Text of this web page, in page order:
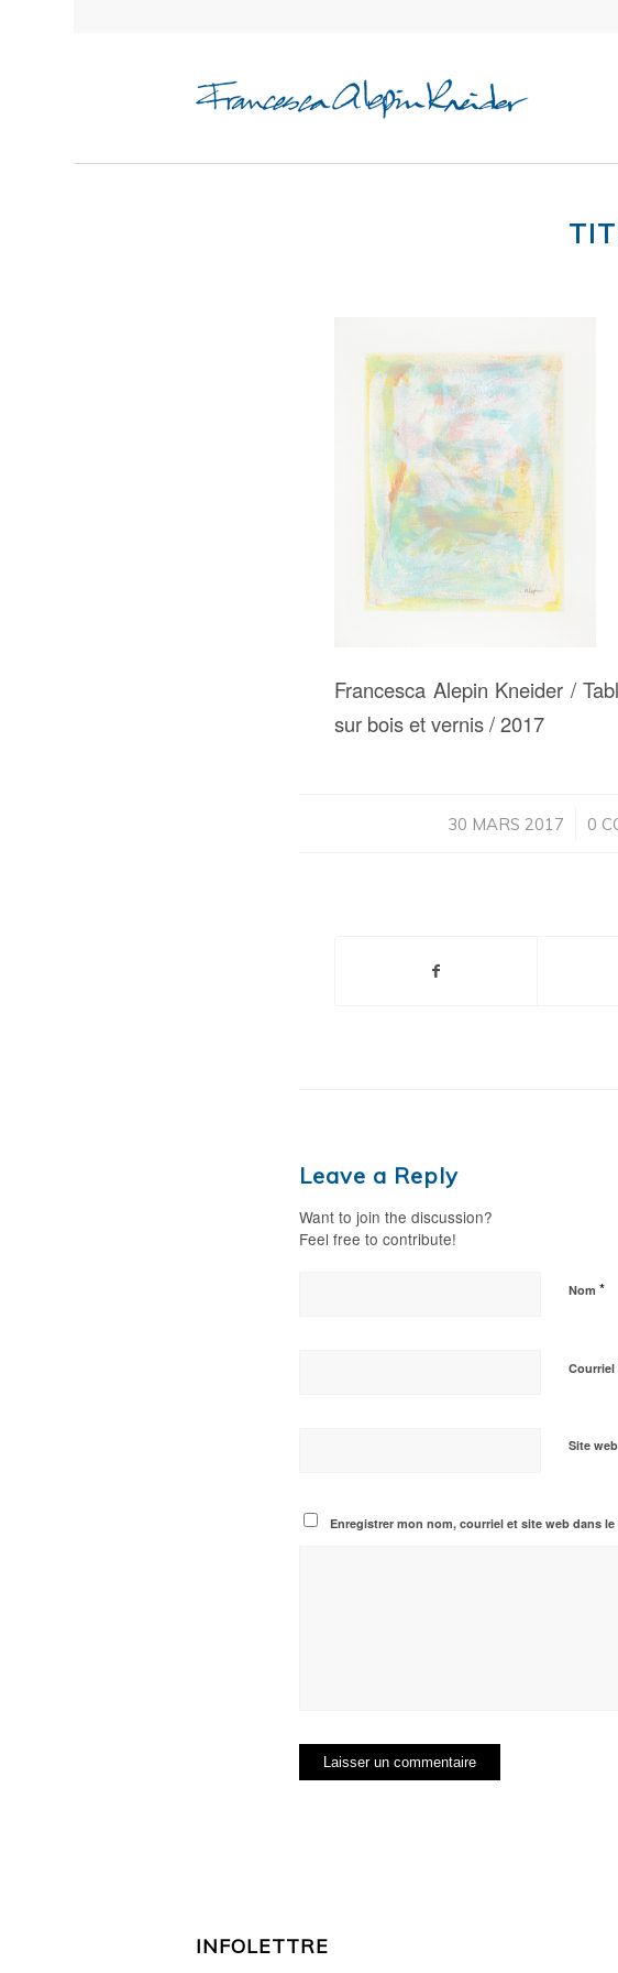
Francesca Alepin Kneider /
sur bois et vernis / 2017
30 MARS 2017
/ 0
Leave a Reply
Want to join the discussion?
Feel free to contribute!
Nom *
Courriel
Site web
Enregistrer mon nom, courriel et site web dans
INFOLETTRE